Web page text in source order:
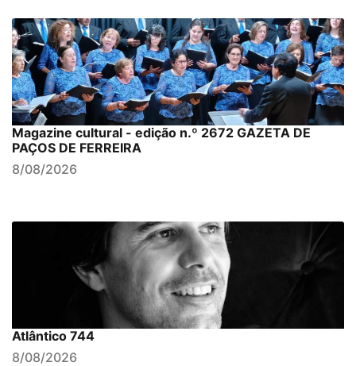
Magazine cultural - edição n.º 2672 GAZETA DE
PAÇOS DE FERREIRA
8/08/2026
Atlântico 744
8/08/2026